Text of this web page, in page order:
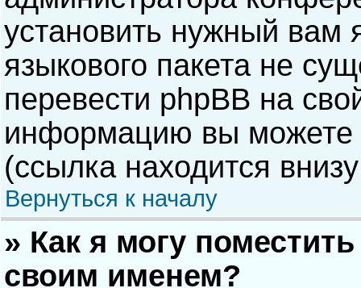
установить нужный вам
языкового пакета не
перевести phpBB на
информацию вы можете
(ссылка находится
Вернуться к началу
» Как я могу
своим именем?